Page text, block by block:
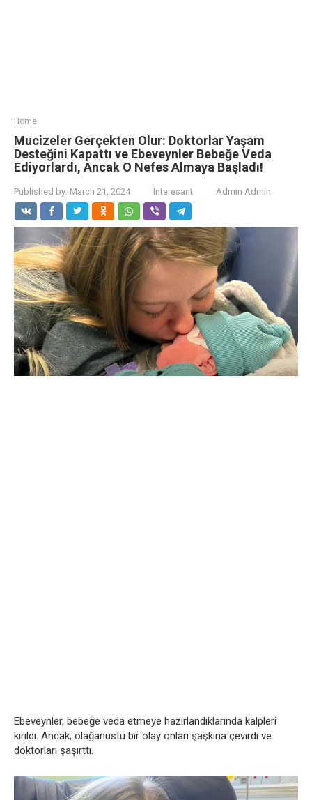
Home
Mucizeler Gerçekten Olur: Doktorlar Yaşam
Desteğini Kapattı ve Ebeveynler Bebeğe Veda
Ediyorlardı, Ancak O Nefes Almaya Başladı!
Published by: March 21, 2024 Interesant Admin Admin
Ebeveynler, bebeğe veda etmeye hazırlandıklarında kalpleri
kırıldı. Ancak, olağanüstü bir olay onları şaşkına çevirdi ve
doktorları şaşırttı.